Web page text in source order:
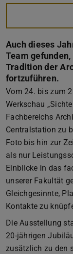
Auch dieses
Team
Tradition der
fortzuführen.
Vom 24. bis zum
Werkschau
Fachbereichs
Centralstation zu
Foto bis hin zur
als nur
Einblicke in das
unserer Fakultät
Gleichgesinnte,
Kontakte zu
Die Ausstellung
20-jährigen
zusätzlich zu den